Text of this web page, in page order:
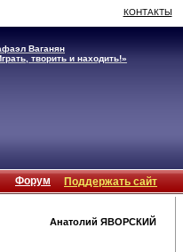
КОНТАКТЫ
Ваганян
творить и находить!»
Форум Поддержать сайт
Анатолий ЯВОРСКИЙ